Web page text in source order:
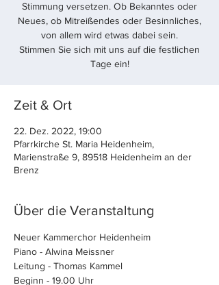
Stimmung versetzen. Ob Bekanntes oder
Neues, ob Mitreißendes oder Besinnliches,
von allem wird etwas dabei sein.
Stimmen Sie sich mit uns auf die festlichen
Tage ein!
Zeit & Ort
22. Dez. 2022, 19:00
Pfarrkirche St. Maria Heidenheim,
Marienstraße 9, 89518 Heidenheim an der
Brenz
Über die Veranstaltung
Neuer Kammerchor Heidenheim
Piano - Alwina Meissner
Leitung - Thomas Kammel
Beginn - 19.00 Uhr